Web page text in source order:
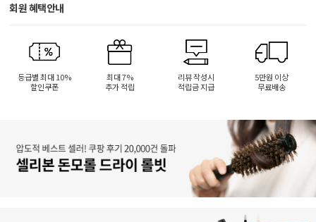
회원 혜택안내
등급별 최대 10%
할인쿠폰
최대 7%
추가 적립
리뷰 작성시
적립금 지급
5만원 이상
무료배송